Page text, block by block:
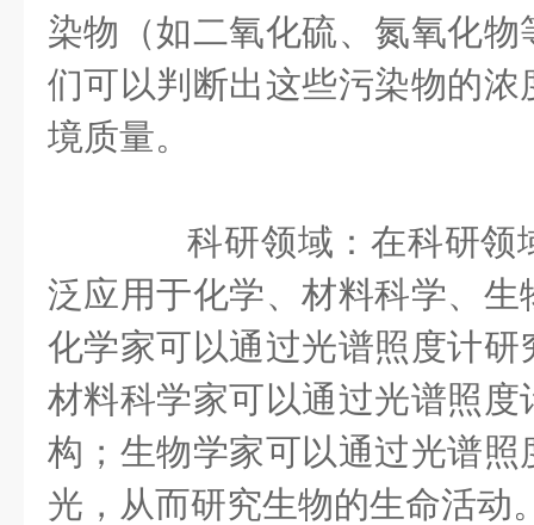
染物（如二氧化硫、氮氧化
们可以判断出这些污染物的
境质量。
科研领域：在科研领
泛应用于化学、材料科学、
化学家可以通过光谱照度计
材料科学家可以通过光谱照
构；生物学家可以通过光谱
光，从而研究生物的生命活动